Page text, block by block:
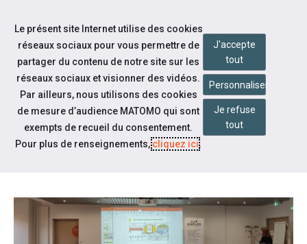
Aller au contenu
Actualités
ATELIER SENSI À LA CAF DE
Le présent site Internet utilise des cookies
réseaux sociaux pour vous permettre de
partager du contenu de notre site sur les
réseaux sociaux et visionner des vidéos.
Par ailleurs, nous utilisons des cookies
de mesure d’audience MATOMO qui sont
exempts de recueil du consentement.
Pour plus de renseignements,cliquez ici.
J'accepte
tout
Personnaliser
Je refuse
tout